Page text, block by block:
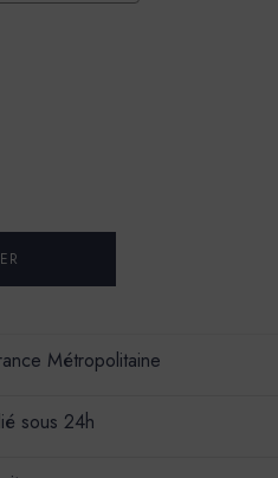
Métropolitaine
sous 24h